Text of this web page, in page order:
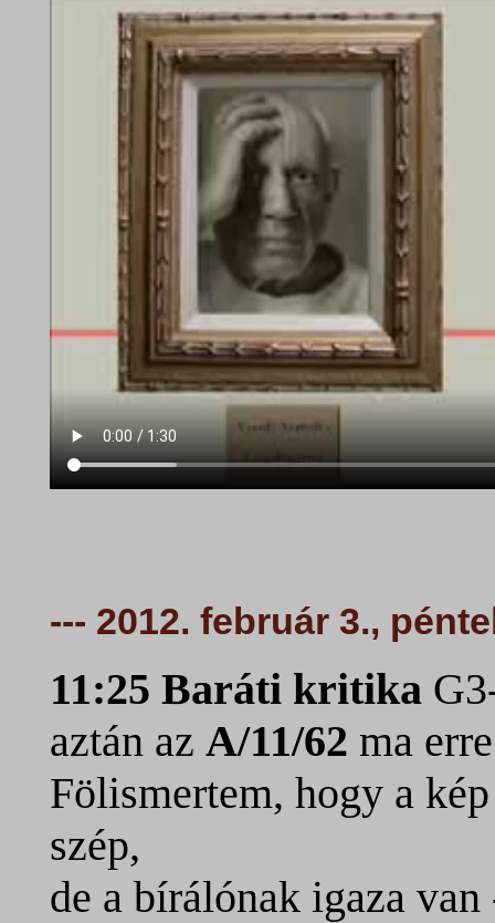
--- 2012. február 3.,
11:25 Baráti kritika
aztán az A/11/62 ma
Fölismertem, hogy a
szép,
de a bírálónak igaza van